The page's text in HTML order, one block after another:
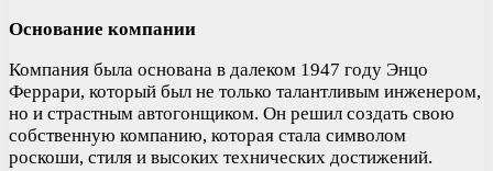
Основание компании
Компания была основана в далеком 1947 году Энцо
Феррари, который был не только талантливым инженером,
но и страстным автогонщиком. Он решил создать свою
собственную компанию, которая стала символом
роскоши, стиля и высоких технических достижений.